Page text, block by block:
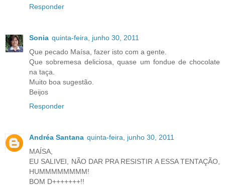
Responder
Sonia quinta-feira, junho 30, 2011
Que pecado Maísa, fazer isto com a gente.
Que sobremesa deliciosa, quase um fondue de chocolate
na taça.
Muito boa sugestão.
Beijos
Responder
Andréa Santana quinta-feira, junho 30, 2011
MAÍSA,
EU SALIVEI, NÃO DAR PRA RESISTIR A ESSA TENTAÇÃO,
HUMMMMMMMM!
BOM D+++++++!!